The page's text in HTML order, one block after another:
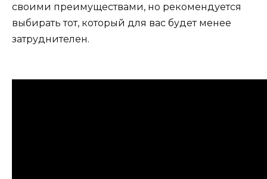
своими преимуществами, но рекомендуется
выбирать тот, который для вас будет менее
затруднителен.